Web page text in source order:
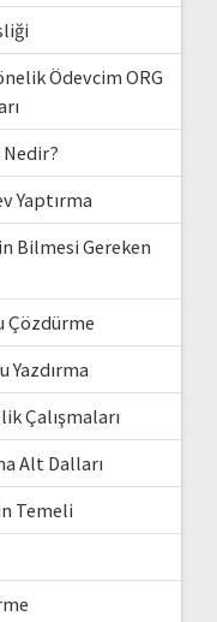
Ödevcim ORG
Yaptırma
Bilmesi Gereken
Çözdürme
Yazdırma
Çalışmaları
Alt Dalları
Temeli